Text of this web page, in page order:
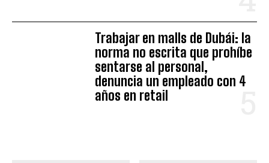
Trabajar en malls de Dubái: la
norma no escrita que prohíbe
sentarse al personal,
denuncia un empleado con 4
años en retail